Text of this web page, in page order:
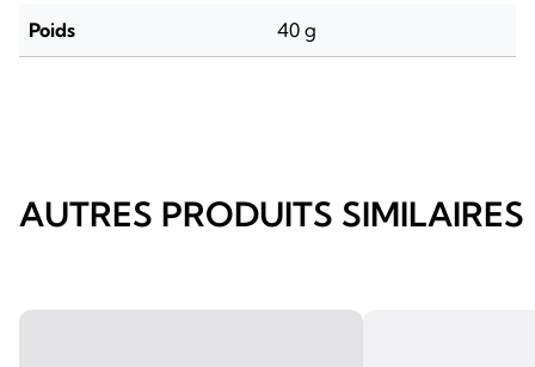
Poids 40 g
AUTRES PRODUITS SIMILAIRES